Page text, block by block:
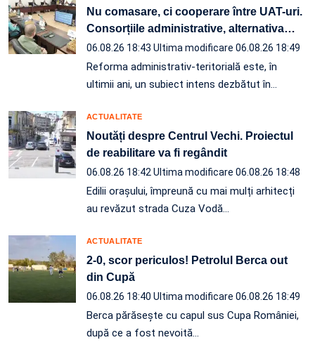
Nu comasare, ci cooperare între UAT-uri.
Consorțiile administrative, alternativa…
06.08.26 18:43 Ultima modificare 06.08.26 18:49
Reforma administrativ-teritorială este, în
ultimii ani, un subiect intens dezbătut în…
ACTUALITATE
Noutăți despre Centrul Vechi. Proiectul
de reabilitare va fi regândit
06.08.26 18:42 Ultima modificare 06.08.26 18:48
Edilii orașului, împreună cu mai mulți arhitecți
au revăzut strada Cuza Vodă…
ACTUALITATE
2-0, scor periculos! Petrolul Berca out
din Cupă
06.08.26 18:40 Ultima modificare 06.08.26 18:49
Berca părăsește cu capul sus Cupa României,
după ce a fost nevoită…